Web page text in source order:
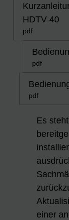
HDTV 40
pdf
pdf
pdf
Es
einer